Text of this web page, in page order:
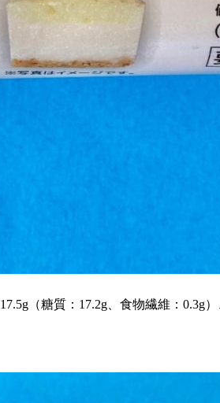
（糖質：17.2g、食物繊維：0.3g